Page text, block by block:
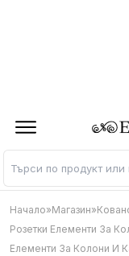
Начало»Магазин»
Розетки Елементи За
Елементи За Колони И